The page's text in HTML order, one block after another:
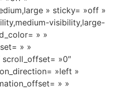
» sticky= »off »
visibility,large-
» »
» »
»0″
»left »
» »